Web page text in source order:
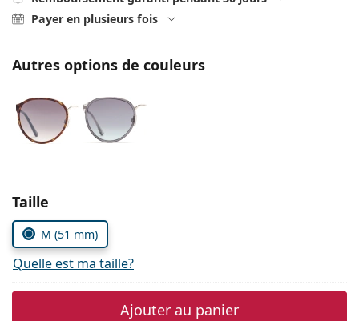
Persol
Toutes les marques
Payer en plusieurs fois
Autres options de couleurs
Choisissez les paramètres
Taille
M (51 mm)
Quelle est ma taille?
Ajouter au panier